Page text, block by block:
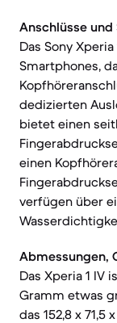
Anschlüsse und
Das Sony
Smartphones,
dedizierten
bietet einen
einen
verfügen über
Abmessungen,
Das Xperia 1 IV
Gramm etwas
das 152,8 x